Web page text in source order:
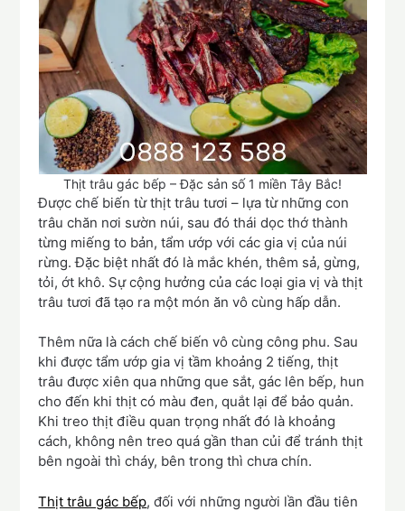
Thịt trâu gác bếp – Đặc sản số 1 miền Tây Bắc!
Được chế biến từ thịt trâu tươi – lựa từ những con
trâu chăn nơi sườn núi, sau đó thái dọc thớ thành
từng miếng to bản, tẩm ướp với các gia vị của núi
rừng. Đặc biệt nhất đó là mắc khén, thêm sả, gừng,
tỏi, ớt khô. Sự cộng hưởng của các loại gia vị và thịt
trâu tươi đã tạo ra một món ăn vô cùng hấp dẫn.
Thêm nữa là cách chế biến vô cùng công phu. Sau
khi được tẩm ướp gia vị tầm khoảng 2 tiếng, thịt
trâu được xiên qua những que sắt, gác lên bếp, hun
cho đến khi thịt có màu đen, quắt lại để bảo quản.
Khi treo thịt điều quan trọng nhất đó là khoảng
cách, không nên treo quá gần than củi để tránh thịt
bên ngoài thì cháy, bên trong thì chưa chín.
Thịt trâu gác bếp, đối với những người lần đầu tiên